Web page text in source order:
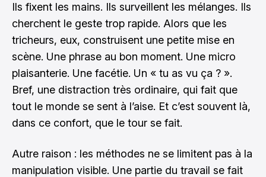
Ils fixent les mains. Ils surveillent les mélanges. Ils
cherchent le geste trop rapide. Alors que les
tricheurs, eux, construisent une petite mise en
scène. Une phrase au bon moment. Une micro
plaisanterie. Une facétie. Un « tu as vu ça ? ».
Bref, une distraction très ordinaire, qui fait que
tout le monde se sent à l’aise. Et c’est souvent là,
dans ce confort, que le tour se fait.
Autre raison : les méthodes ne se limitent pas à la
manipulation visible. Une partie du travail se fait